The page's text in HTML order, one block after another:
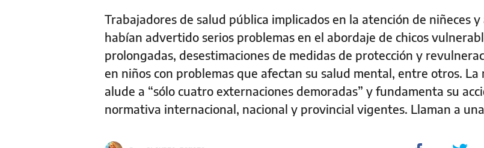
Trabajadores de salud pública implicados en la atención de niñeces y
habían advertido serios problemas en el abordaje de chicos
prolongadas, desestimaciones de medidas de protección y
en niños con problemas que afectan su salud mental, entre otros. La
alude a “sólo cuatro externaciones demoradas” y fundamenta su
normativa internacional, nacional y provincial vigentes. Llaman a